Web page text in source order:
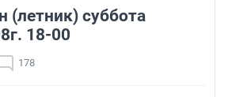
(летник) суббота
18-00
178